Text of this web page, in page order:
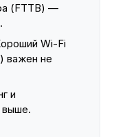
(FTTB) —
Wi-Fi
важен не
и
выше.